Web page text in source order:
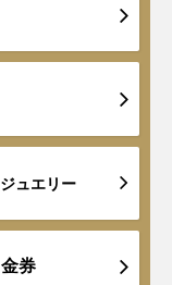
ジュエリー
金券